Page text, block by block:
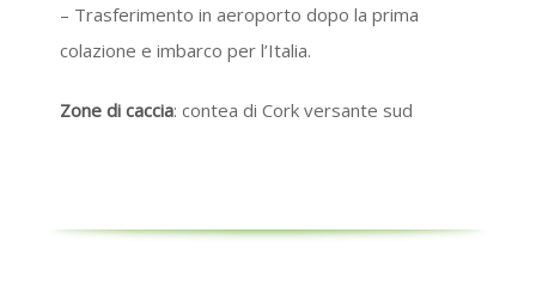
– Trasferimento in aeroporto dopo la prima
colazione e imbarco per l’Italia.
Zone di caccia: contea di Cork versante sud